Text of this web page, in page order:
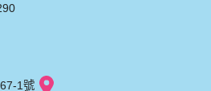
1號